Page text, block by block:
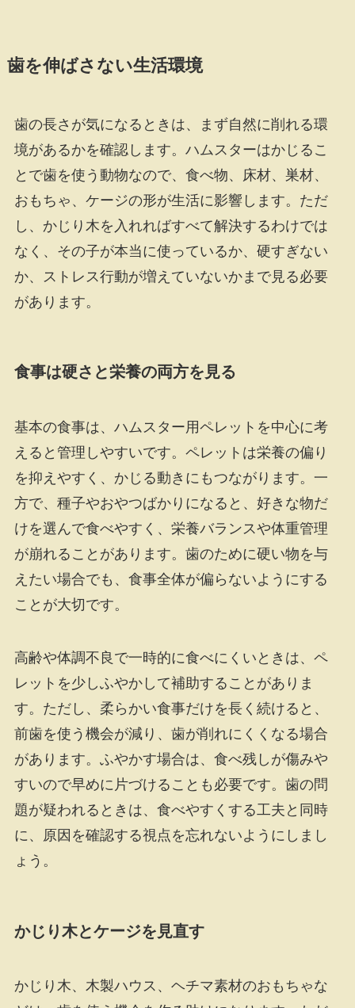
歯を伸ばさない生活環境
歯の長さが気になるときは、まず自然に削れる環
境があるかを確認します。ハムスターはかじるこ
とで歯を使う動物なので、食べ物、床材、巣材、
おもちゃ、ケージの形が生活に影響します。ただ
し、かじり木を入れればすべて解決するわけでは
なく、その子が本当に使っているか、硬すぎない
か、ストレス行動が増えていないかまで見る必要
があります。
食事は硬さと栄養の両方を見る
基本の食事は、ハムスター用ペレットを中心に考
えると管理しやすいです。ペレットは栄養の偏り
を抑えやすく、かじる動きにもつながります。一
方で、種子やおやつばかりになると、好きな物だ
けを選んで食べやすく、栄養バランスや体重管理
が崩れることがあります。歯のために硬い物を与
えたい場合でも、食事全体が偏らないようにする
ことが大切です。
高齢や体調不良で一時的に食べにくいときは、ペ
レットを少しふやかして補助することがありま
す。ただし、柔らかい食事だけを長く続けると、
前歯を使う機会が減り、歯が削れにくくなる場合
があります。ふやかす場合は、食べ残しが傷みや
すいので早めに片づけることも必要です。歯の問
題が疑われるときは、食べやすくする工夫と同時
に、原因を確認する視点を忘れないようにしまし
ょう。
かじり木とケージを見直す
かじり木、木製ハウス、ヘチマ素材のおもちゃな